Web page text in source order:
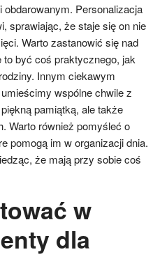
Personalizacja
sprawiając, że staje się on nie
Warto zastanowić się nad
być coś praktycznego, jak
Innym ciekawym
wspólne chwile z
pamiątką, ale także
Warto również pomyśleć o
pomogą im w organizacji dnia.
że mają przy sobie coś
w
dla